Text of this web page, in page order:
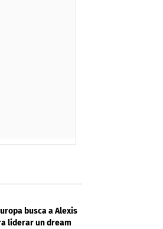
busca a Alexis
liderar un dream